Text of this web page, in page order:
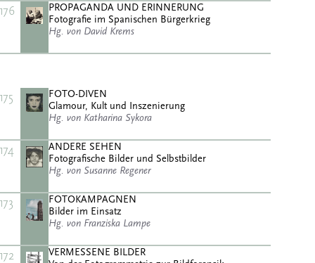
176
PROPAGANDA UND ERINNERUNG
Fotografie im Spanischen Bürgerkrieg
Hg. von David Krems
175
FOTO-DIVEN
Glamour, Kult und Inszenierung
Hg. von Katharina Sykora
174
ANDERE SEHEN
Fotografische Bilder und Selbstbilder
Hg. von Susanne Regener
173
FOTOKAMPAGNEN
Bilder im Einsatz
Hg. von Franziska Lampe
172
VERMESSENE BILDER